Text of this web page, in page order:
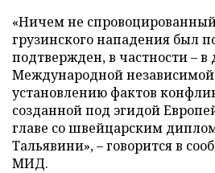
«Ничем не
грузинского нападения был
подтвержден, в частности – в
Международной
установлению фактов
созданной под эгидой
главе со швейцарским
Тальявини», – говорится в
МИД.